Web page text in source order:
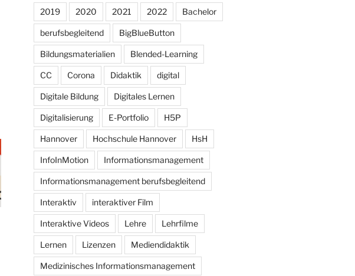
2019 2020 2021 2022 Bachelor
berufsbegleitend BigBlueButton
Bildungsmaterialien Blended-Learning
CC Corona Didaktik digital
Digitale Bildung Digitales Lernen
Digitalisierung E-Portfolio H5P
Hannover Hochschule Hannover HsH
InfoInMotion Informationsmanagement
Informationsmanagement berufsbegleitend
Interaktiv interaktiver Film
Interaktive Videos Lehre Lehrfilme
Lernen Lizenzen Mediendidaktik
Medizinisches Informationsmanagement